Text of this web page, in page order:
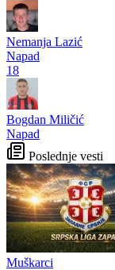
Nemanja Lazić
Napad
18
Bogdan Miličić
Napad
Poslednje vesti
Muškarci